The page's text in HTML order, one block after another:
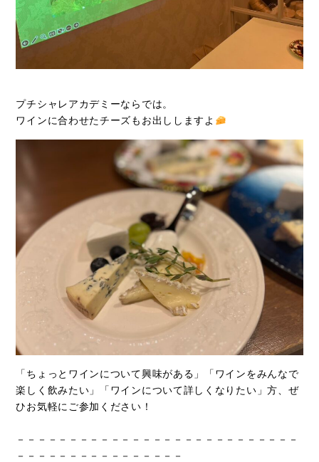
プチシャレアカデミーならでは。
ワインに合わせたチーズもお出ししますよ
「ちょっとワインについて興味がある」「ワインをみんなで
楽しく飲みたい」「ワインについて詳しくなりたい」方、ぜ
ひお気軽にご参加ください！
－－－－－－－－－－－－－－－－－－－－－－－－－－－
－－－－－－－－－－－－－－－－